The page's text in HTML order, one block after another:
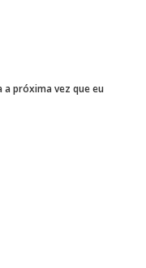
a próxima vez que eu